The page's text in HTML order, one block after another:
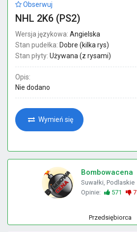
Obserwuj
NHL 2K6 (PS2)
Wersja językowa: Angielska
Stan pudełka: Dobre (kilka rys)
Stan płyty: Używana (z rysami)
Opis:
Nie dodano
Wymień się
Bombowacena
Suwałki, Podlaskie
Opinie:
571 7
Przedsiębiorca